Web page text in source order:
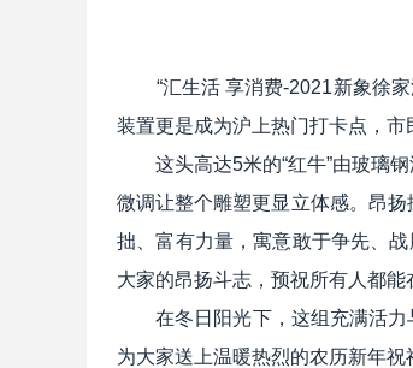
“汇生活 享消费-2021新象徐家
装置更是成为沪上热门打卡点，市
这头高达5米的“红牛”由玻璃钢
微调让整个雕塑更显立体感。昂
拙、富有力量，寓意敢于争先、
大家的昂扬斗志，预祝所有人都能
在冬日阳光下，这组充满活力与
为大家送上温暖热烈的农历新年祝